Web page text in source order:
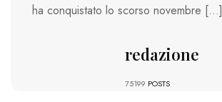
ha conquistato lo scorso novembre […]
redazione
75199 POSTS